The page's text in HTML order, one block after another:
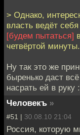
> Однако,
власть ведёт
[будем пытаться]
четвёртой минуты.
Ну так это же
быренько даст
насрать ей в руку
Человекъ »
#51 | 30.08.10 21:04
Россия, которую